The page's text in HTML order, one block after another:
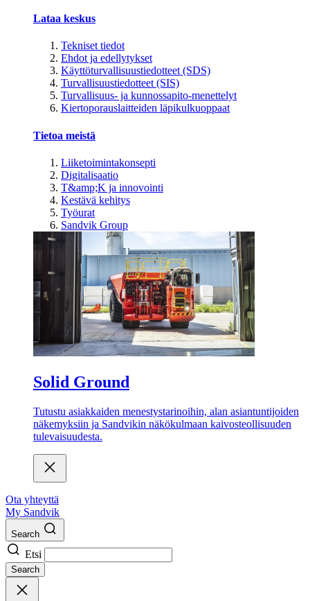
Lataa keskus
Tekniset tiedot
Ehdot ja edellytykset
Käyttöturvallisuustiedotteet (SDS)
Turvallisuustiedotteet (SIS)
Turvallisuus- ja kunnossapito-menettelyt
Kiertoporauslaitteiden läpikulkuoppaat
Tietoa meistä
Liiketoimintakonsepti
Digitalisaatio
T&amp;K ja innovointi
Kestävä kehitys
Työurat
Sandvik Group
Solid Ground
Tutustu asiakkaiden menestystarinoihin, alan asiantuntijoiden
näkemyksiin ja Sandvikin näkökulmaan kaivosteollisuuden
tulevaisuudesta.
Ota yhteyttä
My Sandvik
Search
Etsi
Search